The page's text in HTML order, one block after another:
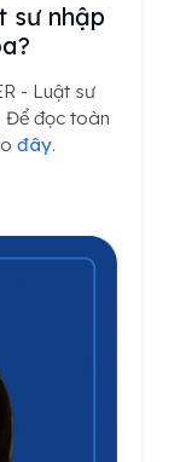
sư nhập
- Luật sư
Để đọc toàn
đây.